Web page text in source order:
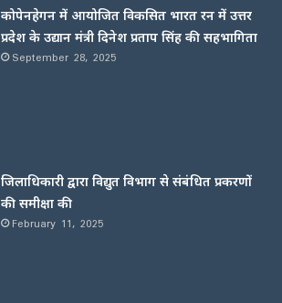
कोपेनहेगन में आयोजित विकसित भारत रन में उत्तर
प्रदेश के उद्यान मंत्री दिनेश प्रताप सिंह की सहभागिता
September 28, 2025
जिलाधिकारी द्वारा विद्युत विभाग से संबंधित प्रकरणों
की समीक्षा की
February 11, 2025